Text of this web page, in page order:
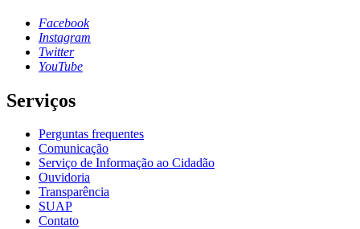
Facebook
Instagram
Twitter
YouTube
Serviços
Perguntas frequentes
Comunicação
Serviço de Informação ao Cidadão
Ouvidoria
Transparência
SUAP
Contato